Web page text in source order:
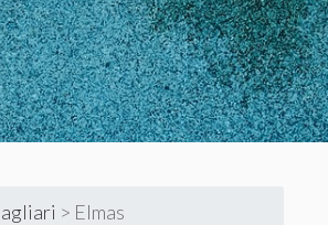
> Elmas